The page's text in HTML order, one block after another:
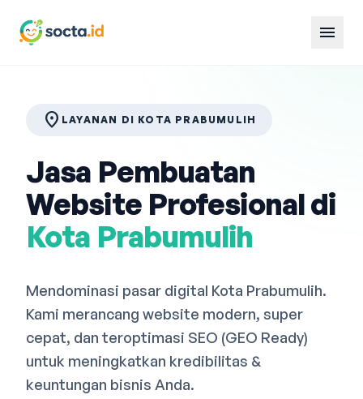
menu
Bahasa Indonesia English
location_on LAYANAN DI KOTA PRABUMULIH
Jasa Pembuatan
Website Profesional di
Kota Prabumulih
Mendominasi pasar digital Kota Prabumulih.
Kami merancang website modern, super
cepat, dan teroptimasi SEO (GEO Ready)
untuk meningkatkan kredibilitas &
keuntungan bisnis Anda.